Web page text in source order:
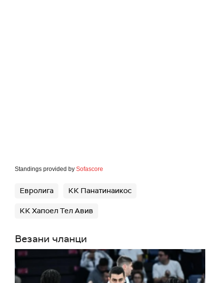
Standings provided by Sofascore
Евролига КК Панатинаикос
КК Хапоел Тел Авив
Везани чланци